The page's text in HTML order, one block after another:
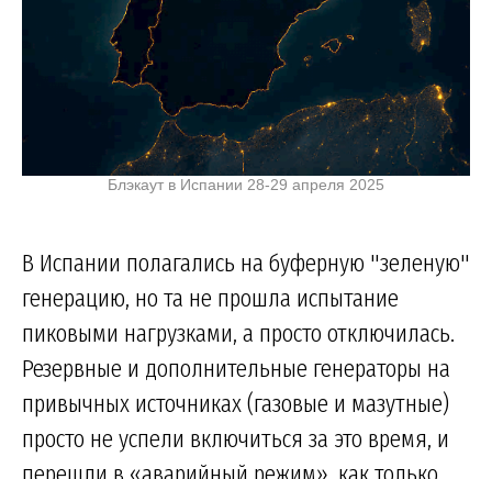
Блэкаут в Испании 28-29 апреля 2025
В Испании полагались на буферную "зеленую"
генерацию, но та не прошла испытание
пиковыми нагрузками, а просто отключилась.
Резервные и дополнительные генераторы на
привычных источниках (газовые и мазутные)
просто не успели включиться за это время, и